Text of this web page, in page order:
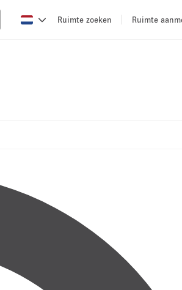
Ruimte zoeken Ruimte